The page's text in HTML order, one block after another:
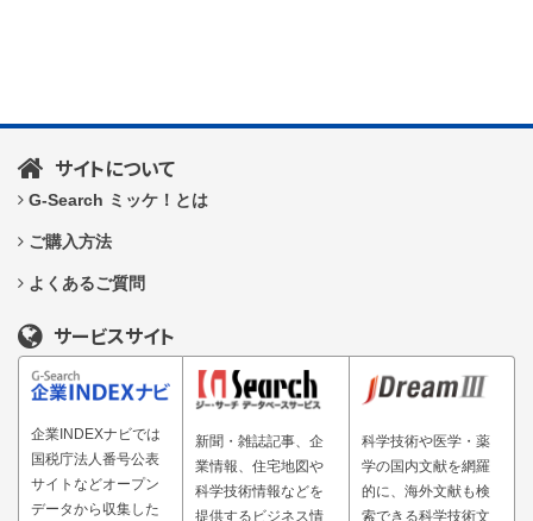
サイトについて
G-Search ミッケ！とは
ご購入方法
よくあるご質問
サービスサイト
企業INDEXナビでは
国税庁法人番号公表
サイトなどオープン
データから収集した
新聞・雑誌記事、企
業情報、住宅地図や
科学技術情報などを
提供するビジネス情
科学技術や医学・薬
学の国内文献を網羅
的に、海外文献も検
索できる科学技術文